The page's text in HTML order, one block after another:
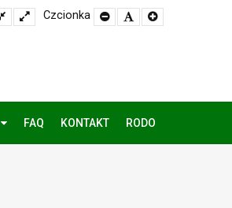
Fixed
layout
Wide
layout
Czcionka
Set
Smaller
Set
Default
Set
Larger
FAQ KONTAKT RODO